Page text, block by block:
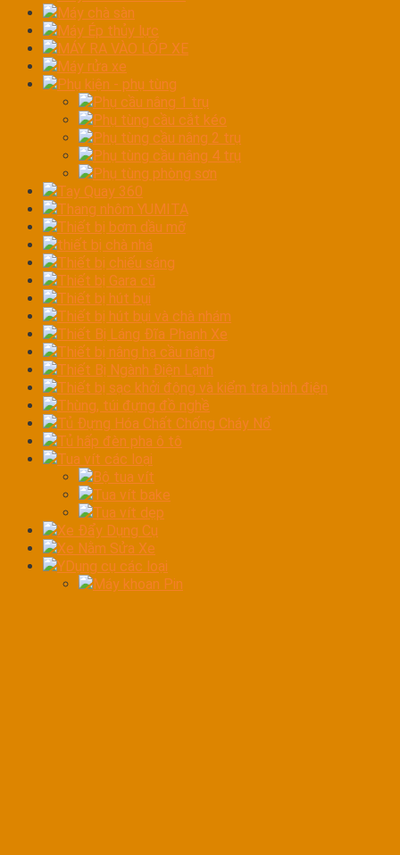
Máy chà sàn
Máy Ép thủy lực
MÁY RA VÀO LỐP XE
Máy rửa xe
Phụ kiện - phụ tùng
Phụ cầu nâng 1 trụ
Phụ tùng cầu cắt kéo
Phụ tùng cầu nâng 2 trụ
Phụ tùng cầu nâng 4 trụ
Phụ tùng phòng sơn
Tay Quay 360
Thang nhôm YUMITA
Thiết bị bơm dầu mỡ
thiết bị chà nhá
Thiết bị chiếu sáng
Thiết bị Gara cũ
Thiết bị hút bụi
Thiết bị hút bụi và chà nhám
Thiết Bị Láng Đĩa Phanh Xe
Thiết bị nâng hạ cầu nâng
Thiết Bị Ngành Điện Lạnh
Thiết bị sạc khởi động và kiểm tra bình điện
Thùng, túi đựng đồ nghề
Tủ Đựng Hóa Chất Chống Cháy Nổ
Tủ hấp đèn pha ô tô
Tua vít các loại
Bộ tua vít
Tua vít bake
Tua vít dẹp
Xe Đẩy Dụng Cụ
Xe Nằm Sửa Xe
YDụng cụ các loại
Máy khoan Pin